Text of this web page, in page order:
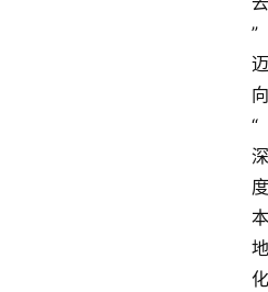
”
迈
向
“
深
度
本
地
化